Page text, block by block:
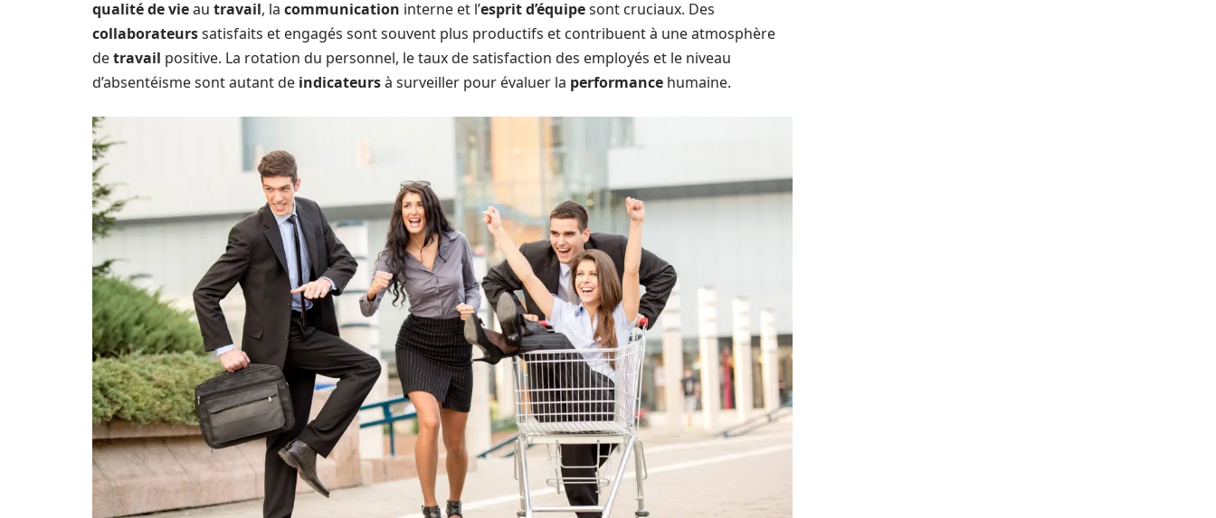
qualité de vieau travail, la communication interne et l’esprit d’équipesont cruciaux. Des
collaborateurssatisfaits et engagés sont souvent plus productifs et contribuent à une atmosphère
detravail positive. La rotation du personnel, le taux de satisfaction des employés et le niveau
d’absentéisme sont autant de indicateursà surveiller pour évaluer la performance humaine.